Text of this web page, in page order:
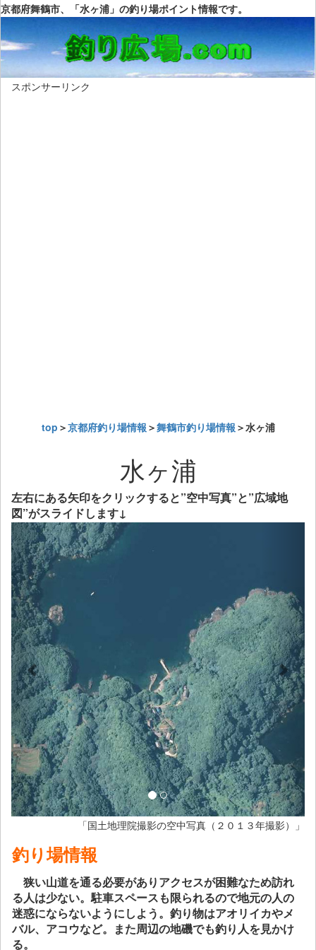
京都府舞鶴市、「水ヶ浦」の釣り場ポイント情報です。
スポンサーリンク
top ＞京都府釣り場情報 ＞舞鶴市釣り場情報 ＞水ヶ浦
水ヶ浦
左右にある矢印をクリックすると”空中写真”と”広域地
図”がスライドします↓
Previous
「国土地理院撮影の空中写真（２０１３年撮影）」
釣り場情報
狭い山道を通る必要がありアクセスが困難なため訪れ
る人は少ない。駐車スペースも限られるので地元の人の
迷惑にならないようにしよう。釣り物はアオリイカやメ
バル、アコウなど。また周辺の地磯でも釣り人を見かけ
る。